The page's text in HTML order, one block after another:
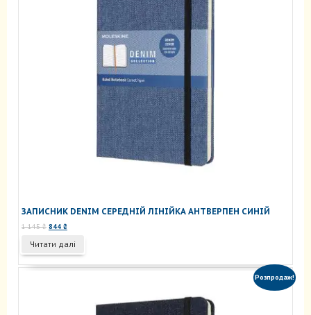
ЗАПИСНИК DENIM СЕРЕДНІЙ ЛІНІЙКА АНТВЕРПЕН СИНІЙ
1 145₴ Оригінальна
1
145 ₴.
844 ₴Поточна
844 ₴.
Читати далі
Розпродаж!